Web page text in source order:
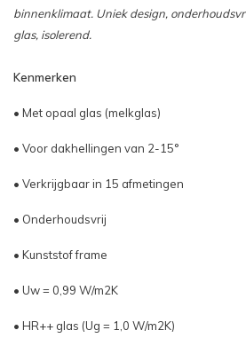
Maat: 120x120cm - €1.644,02
Maat: 140x140cm - €2.560,04
Maat: 120x220cm - €3.605,04
Maat: 100x250cm - €4.604,77
Maat: 200x200cm - €6.245,04
binnenklimaat. Uniek design,
glas, isolerend.
Kenmerken
• Met opaal glas (melkglas)
• Voor dakhellingen van 2-15°
• Verkrijgbaar in 15 afmetingen
• Onderhoudsvrij
• Kunststof frame
• Uw = 0,99 W/m2K
• HR++ glas (Ug = 1,0 W/m2K)